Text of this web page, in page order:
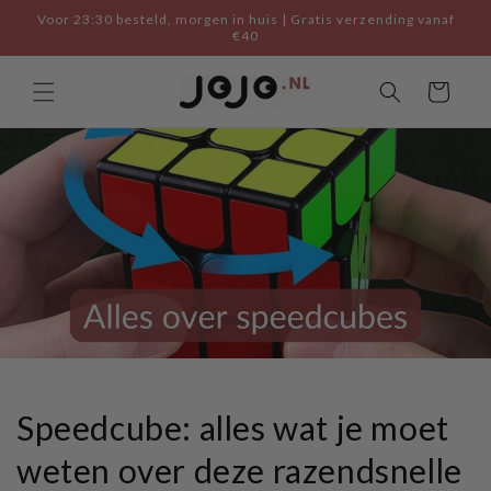
Skip to
Voor 23:30 besteld, morgen in huis | Gratis verzending vanaf
€40
Cart
Speedcube: alles wat je moet
weten over deze razendsnelle